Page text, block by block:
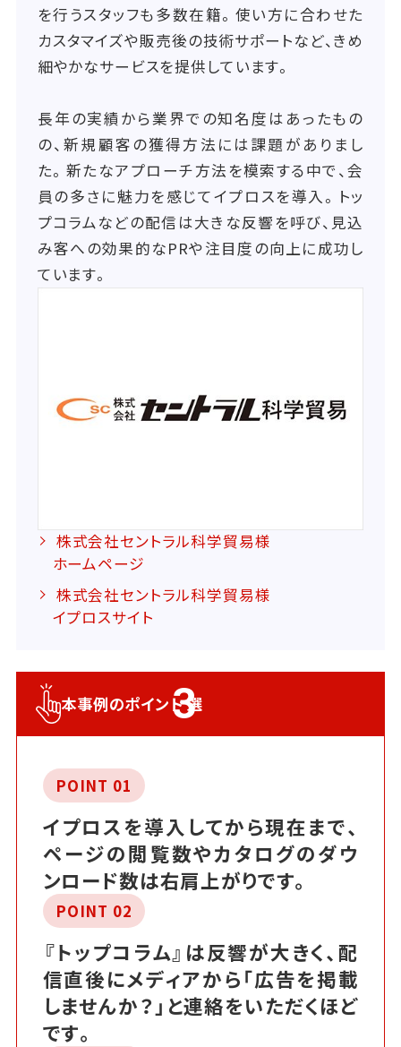
を行うスタッフも多数在籍。使い方に合わせた
カスタマイズや販売後の技術サポートなど、きめ
細やかなサービスを提供しています。
長年の実績から業界での知名度はあったもの
の、新規顧客の獲得方法には課題がありまし
た。新たなアプローチ方法を模索する中で、会
員の多さに魅力を感じてイプロスを導入。トッ
プコラムなどの配信は大きな反響を呼び、見込
み客への効果的なPRや注目度の向上に成功し
ています。
株式会社セントラル科学貿易様
ホームページ
株式会社セントラル科学貿易様
イプロスサイト
本事例のポイント3
選
POINT 01
イプロスを導入してから現在まで、
ページの閲覧数やカタログのダウ
ンロード数は右肩上がりです。
POINT 02
『トップコラム』は反響が大きく、配
信直後にメディアから「広告を掲載
しませんか？」と連絡をいただくほど
です。